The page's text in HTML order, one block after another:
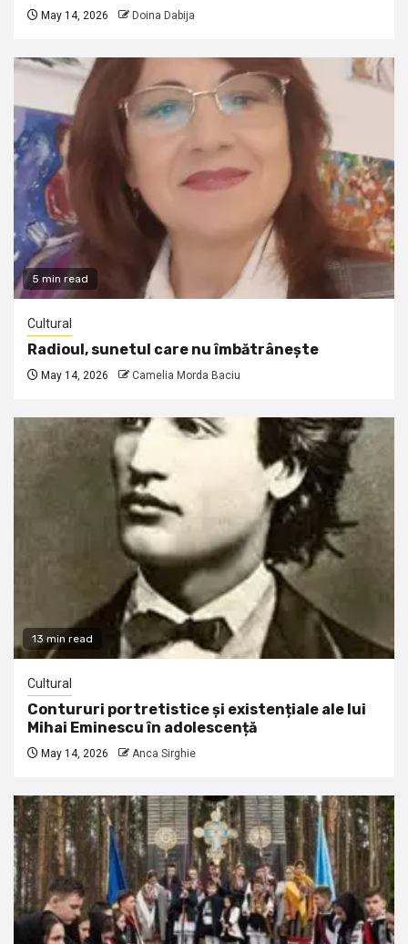
May 14, 2026 Doina Dabija
5 min read
Cultural
Radioul, sunetul care nu îmbătrânește
May 14, 2026 Camelia Morda Baciu
13 min read
Cultural
Contururi portretistice și existențiale ale lui
Mihai Eminescu în adolescență
May 14, 2026 Anca Sirghie